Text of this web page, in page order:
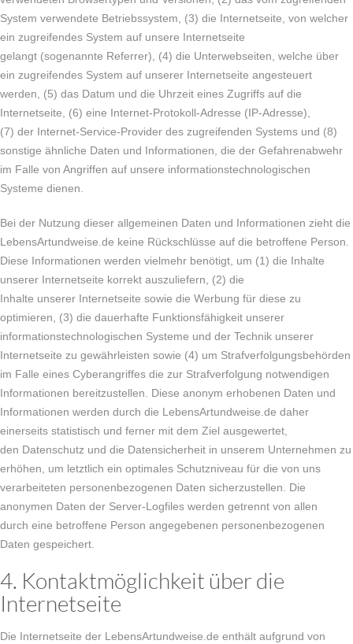
System verwendete Betriebssystem, (3) die Internetseite, von welcher
ein zugreifendes System auf unsere Internetseite
gelangt (sogenannte Referrer), (4) die Unterwebseiten, welche über
ein zugreifendes System auf unserer Internetseite angesteuert
werden, (5) das Datum und die Uhrzeit eines Zugriffs auf die
Internetseite, (6) eine Internet-Protokoll-Adresse (IP-Adresse),
(7) der Internet-Service-Provider des zugreifenden Systems und (8)
sonstige ähnliche Daten und Informationen, die der Gefahrenabwehr
im Falle von Angriffen auf unsere informationstechnologischen
Systeme dienen.
Bei der Nutzung dieser allgemeinen Daten und Informationen zieht die
LebensArtundweise.de keine Rückschlüsse auf die betroffene Person.
Diese Informationen werden vielmehr benötigt, um (1) die Inhalte
unserer Internetseite korrekt auszuliefern, (2) die
Inhalte unserer Internetseite sowie die Werbung für diese zu
optimieren, (3) die dauerhafte Funktionsfähigkeit unserer
informationstechnologischen Systeme und der Technik unserer
Internetseite zu gewährleisten sowie (4) um Strafverfolgungsbehörden
im Falle eines Cyberangriffes die zur Strafverfolgung notwendigen
Informationen bereitzustellen. Diese anonym erhobenen Daten und
Informationen werden durch die LebensArtundweise.de daher
einerseits statistisch und ferner mit dem Ziel ausgewertet,
den Datenschutz und die Datensicherheit in unserem Unternehmen zu
erhöhen, um letztlich ein optimales Schutzniveau für die von uns
verarbeiteten personenbezogenen Daten sicherzustellen. Die
anonymen Daten der Server-Logfiles werden getrennt von allen
durch eine betroffene Person angegebenen personenbezogenen
Daten gespeichert.
4. Kontaktmöglichkeit über die
Internetseite
Die Internetseite der LebensArtundweise.de enthält aufgrund von